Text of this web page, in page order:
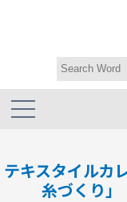
テキスタイルカ
糸づくり